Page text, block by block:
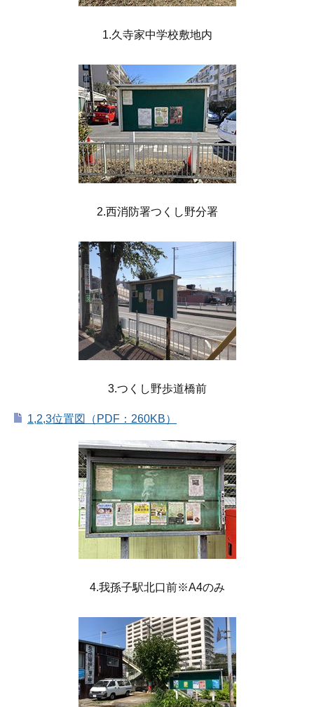
1.久寺家中学校敷地内
2.西消防署つくし野分署
3.つくし野歩道橋前
1,2,3位置図（PDF：260KB）
4.我孫子駅北口前※A4のみ